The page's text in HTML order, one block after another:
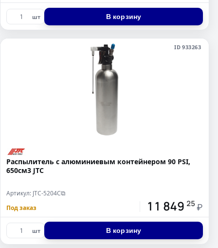
шт В корзину
ID 933263
Распылитель с алюминиевым контейнером 90 PSI,
650см3 JTC
Артикул: JTC-5204C⧉
Под заказ 11 849 25 ₽
шт В корзину